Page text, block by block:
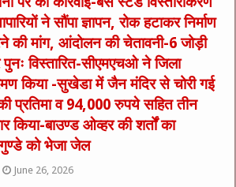
ने सौंपा ज्ञापन, रोक हटाकर निर्माण
की मांग, आंदोलन की चेतावनी-6 जोड़ी
विस्तारित-सीएमएचओ ने जिला
किया -सुखेडा में जैन मंदिर से चोरी गई
प्रतिमा व 94,000 रुपये सहित तीन
किया-बाउण्ड ओव्हर की शर्तों का
को भेजा जेल
June 26, 2026